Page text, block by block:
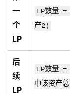
一
个
LP
LP数量
产2)
后
续
LP
LP数量
中该资产